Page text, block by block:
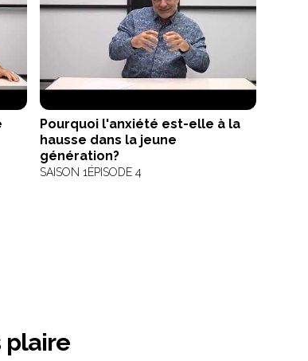
Pourquoi l'anxiété est-elle à la
hausse dans la jeune
génération?
SAISON 1ÉPISODE 4
plaire